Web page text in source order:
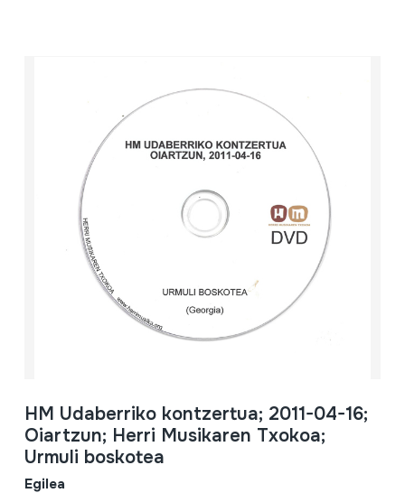
HM Udaberriko kontzertua; 2011-04-16;
Oiartzun; Herri Musikaren Txokoa;
Urmuli boskotea
Egilea